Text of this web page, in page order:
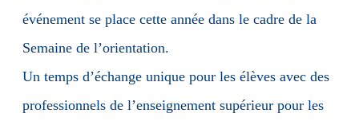
événement se place cette année dans le cadre de la
Semaine de l’orientation.
Un temps d’échange unique pour les élèves avec des
professionnels de l’enseignement supérieur pour les